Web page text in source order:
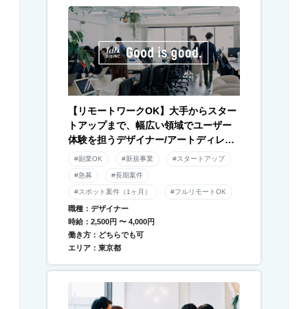
【リモートワークOK】大手からスター
トアップまで、幅広い領域でユーザー
体験を担うデザイナー/アートディレク
ター募集！
#副業OK #新規事業 #スタートアップ
#急募 #長期案件
#スポット案件（1ヶ月） #フルリモートOK
職種：デザイナー
時給：2,500円 〜 4,000円
働き方：どちらでも可
エリア：東京都